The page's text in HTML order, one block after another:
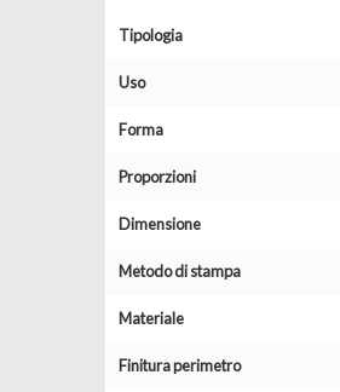
Tipologia
Uso
Forma
Proporzioni
Dimensione
Metodo di stampa
Materiale
Finitura perimetro